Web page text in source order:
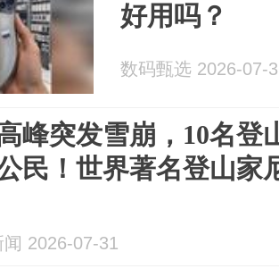
好用吗？
数码甄选 2026-07-
峰突发雪崩，10名登
民！世界著名登山家
2026-07-31